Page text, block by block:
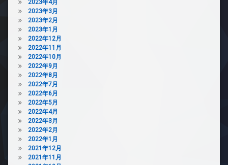
2023年4月
2023年3月
2023年2月
2023年1月
2022年12月
2022年11月
2022年10月
2022年9月
2022年8月
2022年7月
2022年6月
2022年5月
2022年4月
2022年3月
2022年2月
2022年1月
2021年12月
2021年11月